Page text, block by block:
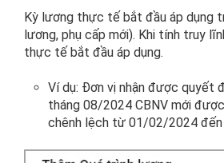
Kỳ lương thực tế bắt đầu áp dụng
lương, phụ cấp mới). Khi tính truy
thực tế bắt đầu áp dụng.
Ví dụ: Đơn vị nhận được quyết
tháng 08/2024 CBNV mới
chênh lệch từ 01/02/2024